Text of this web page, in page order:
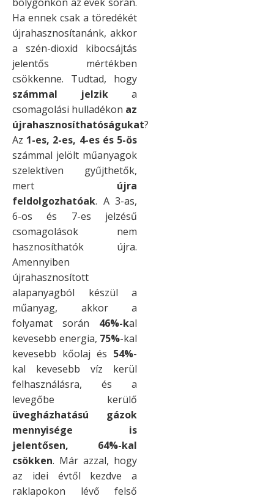
Ha ennek csak a töredékét
újrahasznosítanánk, akkor
a szén-dioxid kibocsájtás
jelentős mértékben
csökkenne. Tudtad, hogy
számmal jelzik a
csomagolási hulladékon az
újrahasznosíthatóságukat?
Az 1-es, 2-es, 4-es és 5-ös
számmal jelölt műanyagok
szelektíven gyűjthetők,
mert újra
feldolgozhatóak. A 3-as,
6-os és 7-es jelzésű
csomagolások nem
hasznosíthatók újra.
Amennyiben
újrahasznosított
alapanyagból készül a
műanyag, akkor a
folyamat során 46%-kal
kevesebb energia, 75%-kal
kevesebb kőolaj és 54%-
kal kevesebb víz kerül
felhasználásra, és a
levegőbe kerülő
üvegházhatású gázok
mennyisége is
jelentősen, 64%-kal
csökken. Már azzal, hogy
az idei évtől kezdve a
raklapokon lévő felső